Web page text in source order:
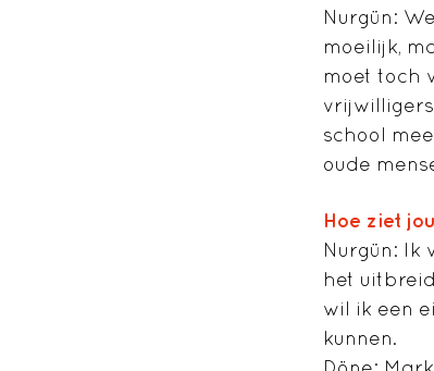
Nurgün:
moeilijk,
moet toch
school
oude
Hoe ziet
Nurgün: Ik
het
wil ik een
kunnen.